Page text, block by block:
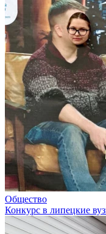
Общество
Конкурс в липецкие